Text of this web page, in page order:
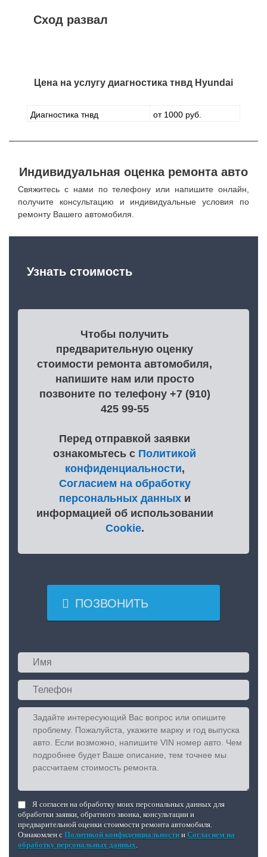
Сход развал
Цена на услугу диагностика тнвд Hyundai
Диагностика тнвд от 1000 руб.
Индивидуальная оценка ремонта авто
Свяжитесь с нами по телефону или напишите онлайн,
получите консультацию и индивидуальные условия по
ремонту Вашего автомобиля.
Узнать стоимость
Чтобы получить
предварительную оценку
стоимости ремонта автомобиля,
напишите нам или просто
позвоните по телефону +7 (910)
425 99-55
Перед отправкой заявки
ознакомьтесь с Политикой
конфиденциальности,
Согласием на обработку
персональных данныхи
информацией об использовании
Cookie.
 ПОЗВОНИТЬ
Я согласен на обработку моих персональных данных для
обработки заявки, обратного звонка, консультации и
предварительной оценки стоимости ремонта автомобиля.
Ознакомлен с Политикой конфиденциальности и Согласием на
обработку персональных данных